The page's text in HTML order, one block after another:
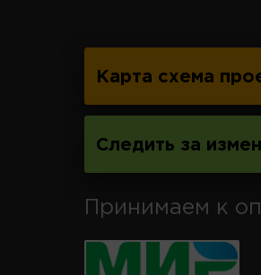
Карта схема
Следить за
Принимаем к